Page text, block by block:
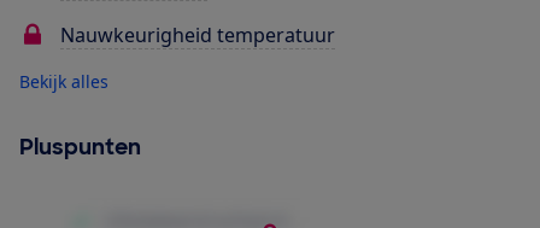
Nauwkeurigheid temperatuur
Bekijk alles
Pluspunten